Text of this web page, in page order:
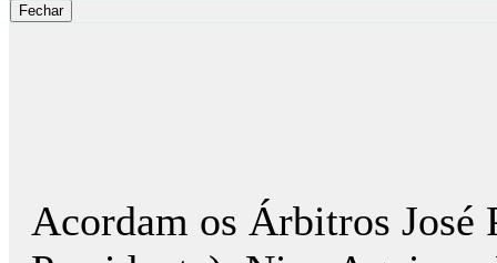
Acordam os Árbitros